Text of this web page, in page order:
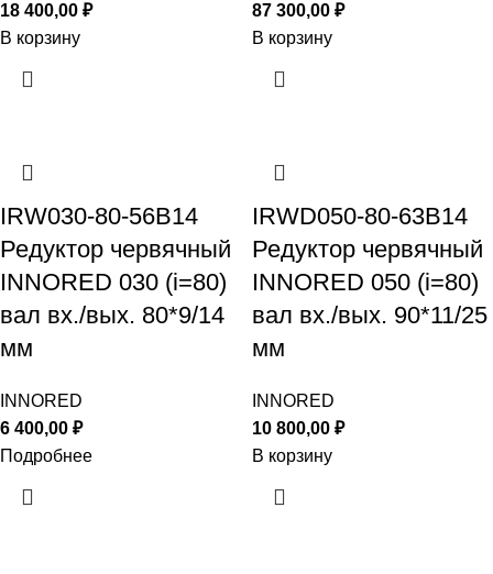
18 400,00 ₽
В корзину
87 300,00 ₽
В корзину
IRW030-80-56B14
Редуктор червячный
INNORED 030 (i=80)
вал вх./вых. 80*9/14
мм
INNORED
6 400,00 ₽
Подробнее
IRWD050-80-63B14
Редуктор червячный
INNORED 050 (i=80)
вал вх./вых. 90*11/25
мм
INNORED
10 800,00 ₽
В корзину